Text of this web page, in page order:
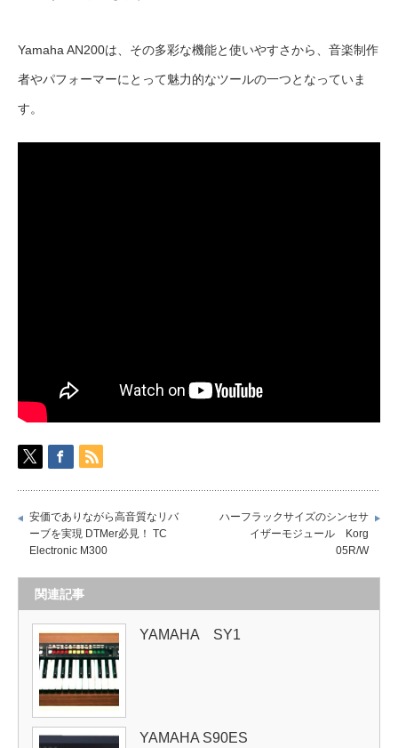
Yamaha AN200は、その多彩な機能と使いやすさから、音楽制作
者やパフォーマーにとって魅力的なツールの一つとなっていま
す。
安価でありながら高音質なリバ
ーブを実現 DTMer必見！ TC
Electronic M300
ハーフラックサイズのシンセサ
イザーモジュール Korg
05R/W
関連記事
YAMAHA SY1
YAMAHA S90ES